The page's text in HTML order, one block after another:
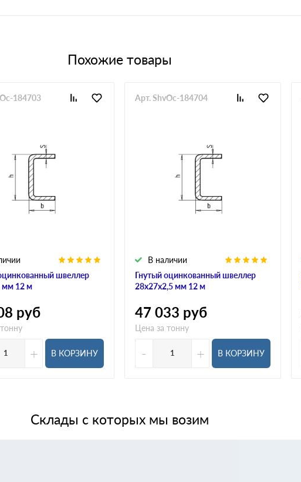
Похожие товары
швеллер
мм 12 м
184703
руб
+ В КОРЗИНУ
Гнутый оцинкованный швеллер
28х27х2,5 мм 12 м
В наличии
Арт. ShvOc-184704
47 033 руб
Цена за тонну
- + В КОРЗИНУ
Склады с которых мы возим